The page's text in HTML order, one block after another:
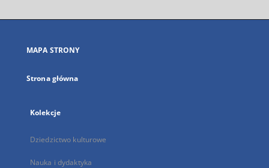
się
karcie
MAPA STRONY
Strona główna
Kolekcje
Dziedzictwo kulturowe
Nauka i dydaktyka